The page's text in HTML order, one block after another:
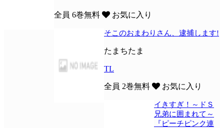
全員 6巻無料 お気に入り
そこのおまわりさん、逮捕します!
たまちたま
TL
全員 2巻無料 お気に入り
イきすぎ！～ドＳ
兄弟に囲まれて～
『ピーチピンク連